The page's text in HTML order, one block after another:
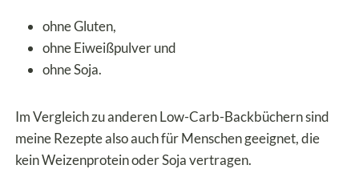
ohne Gluten,
ohne Eiweißpulver und
ohne Soja.
Im Vergleich zu anderen Low-Carb-Backbüchern sind
meine Rezepte also auch für Menschen geeignet, die
kein Weizenprotein oder Soja vertragen.